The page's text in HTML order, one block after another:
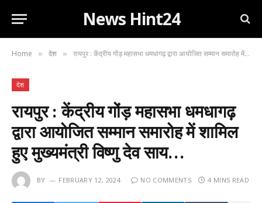
News Hint24
Home » देश » रायपुर : केंद्रीय गोंड़ महासभा धमधागढ़ द्वारा आयोजित सम्मान समारोह में शामिल हुए मुख्यमंत्री विष्णु देव साय…
देश
रायपुर : केंद्रीय गोंड़ महासभा धमधागढ़
द्वारा आयोजित सम्मान समारोह में शामिल
हुए मुख्यमंत्री विष्णु देव साय…
BY FEBRUARY 12, 2024 NO COMMENTS 4 MINS READ